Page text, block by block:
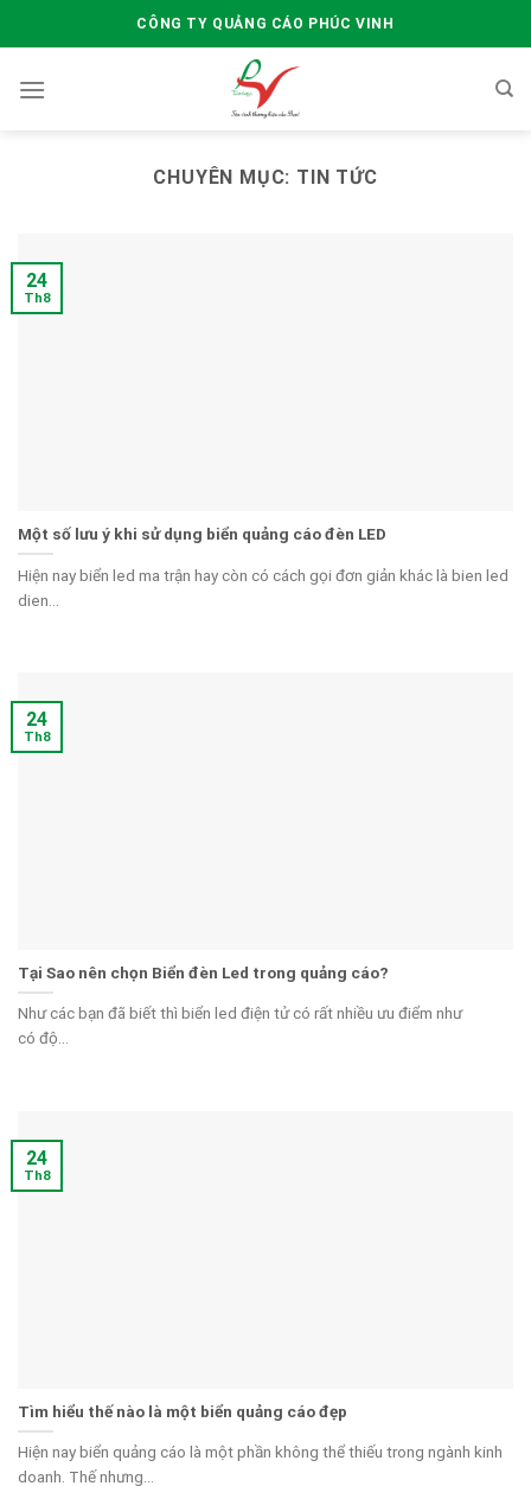
to
CÔNG TY QUẢNG CÁO PHÚC VINH
CHUYÊN MỤC: TIN TỨC
Một số lưu ý khi sử dụng biển quảng cáo đèn LED
Hiện nay biển led ma trận hay còn có cách gọi đơn giản khác là bien led
dien...
24
Th8
Tại Sao nên chọn Biển đèn Led trong quảng cáo?
Như các bạn đã biết thì biển led điện tử có rất nhiều ưu điểm như
có độ...
24
Th8
Tìm hiểu thế nào là một biển quảng cáo đẹp
Hiện nay biển quảng cáo là một phần không thể thiếu trong ngành kinh
doanh. Thế nhưng...
24
Th8